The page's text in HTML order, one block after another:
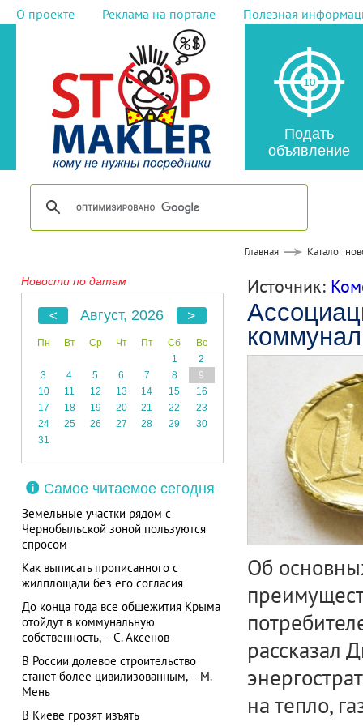
О проекте Реклама на портале Полезная
Подать
объявление
Главная Каталог
Новости по датам
Август, 2026
Пн Вт Ср Чт Пт Сб
Вс
1
2
3
4 5 6 7 8
9
10
11 12 13 14 15
16
17
18 19 20 21 22
23
24
25 26 27 28 29
30
31
Самое читаемое сегодня
Земельные участки рядом с
Чернобыльской зоной пользуются
спросом
Как выписать прописанного с
жилплощади без его согласия
До конца года все общежития Крыма
отойдут в коммунальную
собственность, – С. Аксенов
В России долевое строительство
станет более цивилизованным, – М.
Мень
В Киеве грозят изъять
Источник:
Об
рассказал
на тепло,